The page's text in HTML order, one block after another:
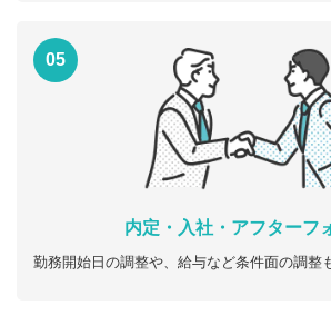
05
内定・入社・アフターフ
勤務開始日の調整や、給与など条件面の調整